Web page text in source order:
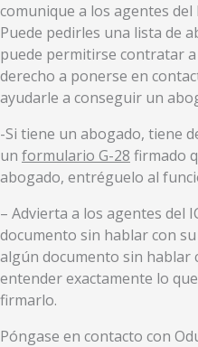
comunique a los agentes del
Puede pedirles una lista de
puede permitirse contratar
derecho a ponerse en
ayudarle a conseguir un
-Si tiene un abogado, tiene
un formulario G-28 firmado
abogado, entréguelo al
– Advierta a los agentes del
documento sin hablar con
algún documento sin hablar
entender exactamente lo
firmarlo.
Póngase en contacto con